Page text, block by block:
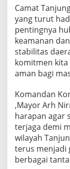
Camat
yang turut
pentingnya
keamanan
stabilitas
komitmen
aman bagi
Komandan
,Mayor Arh
harapan agar
terjaga demi
wilayah
terus menjadi
berbagai